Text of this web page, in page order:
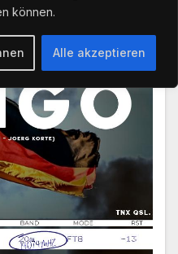
können.
Alle akzeptieren